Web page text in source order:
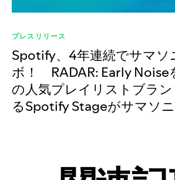
プレスリリース
Spotify、4年連続でサマソ
ボ！ RADAR: Early Noise
の人気プレイリストブラ
るSpotify Stageがサマソ